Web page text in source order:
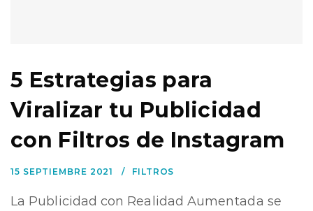
5 Estrategias para
Viralizar tu Publicidad
con Filtros de Instagram
15 SEPTIEMBRE 2021 FILTROS
La Publicidad con Realidad Aumentada se